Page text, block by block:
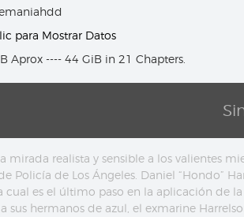
para Mostrar Datos
Aprox ---- 44 GiB in 21 Chapters.
mirada realista y sensible a los valientes
Policía de Los Ángeles. Daniel “Hondo”
cual es el último paso en la aplicación de
sus hermanos de azul, el exmarine